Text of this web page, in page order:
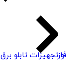
و تجهیزات تابلو برق